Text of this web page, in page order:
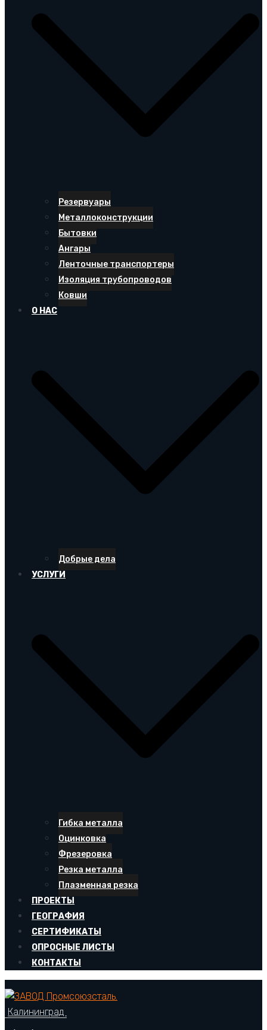
Резервуары
Металлоконструкции
Бытовки
Ангары
Ленточные транспортеры
Изоляция трубопроводов
Ковши
О НАС
Добрые дела
УСЛУГИ
Гибка металла
Оцинковка
Фрезеровка
Резка металла
Плазменная резка
ПРОЕКТЫ
ГЕОГРАФИЯ
СЕРТИФИКАТЫ
ОПРОСНЫЕ ЛИСТЫ
КОНТАКТЫ
Калининград